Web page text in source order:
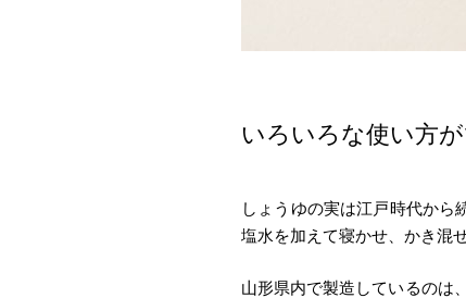
いろいろな使い方
しょうゆの実は江戸時代から
塩水を加えて寝かせ、かき混
山形県内で製造しているのは